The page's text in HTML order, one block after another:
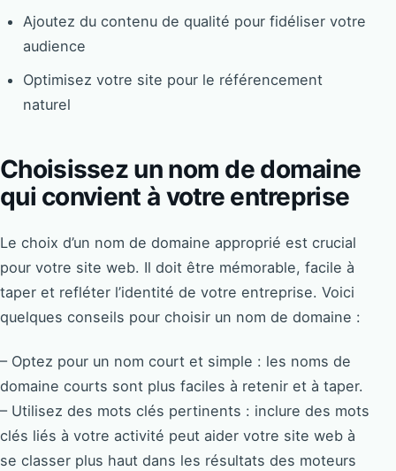
Ajoutez du contenu de qualité pour fidéliser votre
audience
Optimisez votre site pour le référencement
naturel
Choisissez un nom de domaine
qui convient à votre entreprise
Le choix d’un nom de domaine approprié est crucial
pour votre site web. Il doit être mémorable, facile à
taper et refléter l’identité de votre entreprise. Voici
quelques conseils pour choisir un nom de domaine :
– Optez pour un nom court et simple : les noms de
domaine courts sont plus faciles à retenir et à taper.
– Utilisez des mots clés pertinents : inclure des mots
clés liés à votre activité peut aider votre site web à
se classer plus haut dans les résultats des moteurs